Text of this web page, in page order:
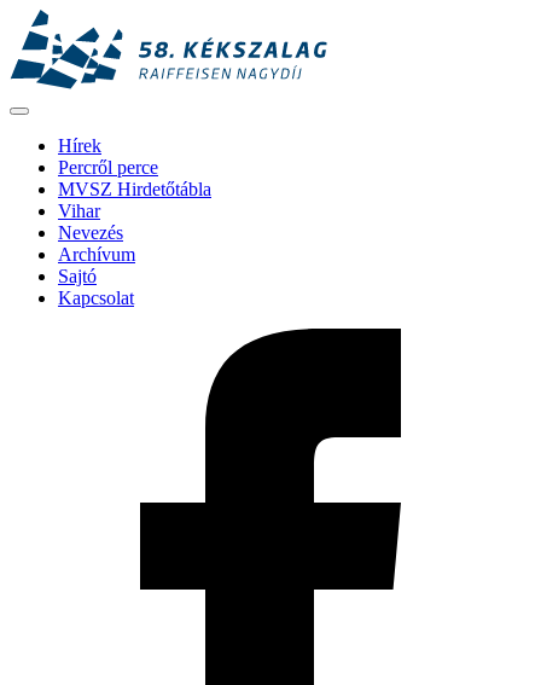
Hírek
Percről perce
MVSZ Hirdetőtábla
Vihar
Nevezés
Archívum
Sajtó
Kapcsolat